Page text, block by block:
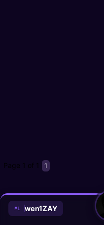
Page 1 of 1 1
#1 wen1ZAY